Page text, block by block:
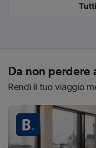
Da non perdere
Rendi il tuo viaggio